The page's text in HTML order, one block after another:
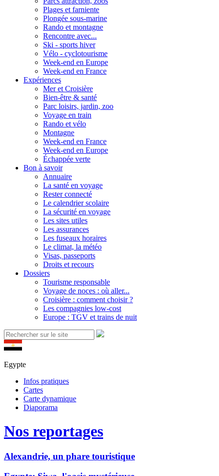
Plages et farniente
Plongée sous-marine
Rando et montagne
Rencontre avec...
Ski - sports hiver
Vélo - cyclotourisme
Week-end en Europe
Week-end en France
Expériences
Mer et Croisière
Bien-être & santé
Parc loisirs, jardin, zoo
Voyage en train
Rando et vélo
Montagne
Week-end en France
Week-end en Europe
Échappée verte
Bon à savoir
Annuaire
La santé en voyage
Rester connecté
Le calendrier scolaire
La sécurité en voyage
Les sites utiles
Les assurances
Les fuseaux horaires
Le climat, la météo
Visas, passeports
Droits et recours
Dossiers
Tourisme responsable
Voyage de noces : où aller...
Croisière : comment choisir ?
Les compagnies low-cost
Europe : TGV et trains de nuit
Egypte
Infos pratiques
Cartes
Carte dynamique
Diaporama
Nos reportages
Alexandrie, un phare touristique